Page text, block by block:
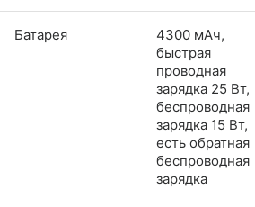
Батарея
4300 мАч,
быстрая
проводная
зарядка 25 Вт,
беспроводная
зарядка 15 Вт,
есть обратная
беспроводная
зарядка